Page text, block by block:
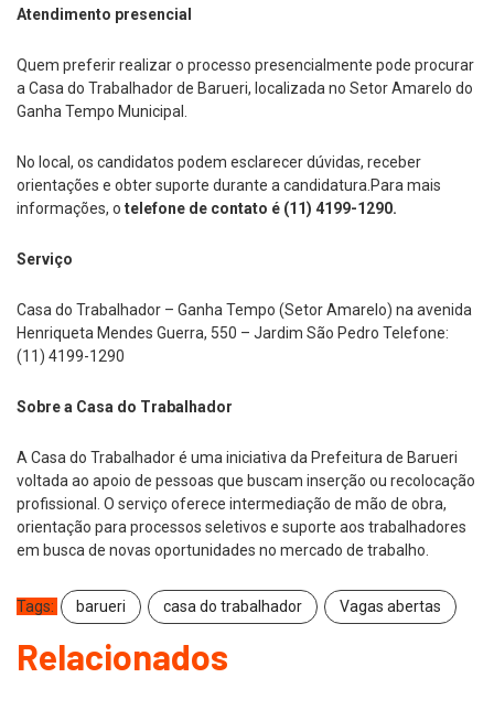
Atendimento presencial
Quem preferir realizar o processo presencialmente pode procurar
a Casa do Trabalhador de Barueri, localizada no Setor Amarelo do
Ganha Tempo Municipal.
No local, os candidatos podem esclarecer dúvidas, receber
orientações e obter suporte durante a candidatura.Para mais
informações, o telefone de contato é (11) 4199-1290.
Serviço
Casa do Trabalhador – Ganha Tempo (Setor Amarelo) na avenida
Henriqueta Mendes Guerra, 550 – Jardim São Pedro Telefone:
(11) 4199-1290
Sobre a Casa do Trabalhador
A Casa do Trabalhador é uma iniciativa da Prefeitura de Barueri
voltada ao apoio de pessoas que buscam inserção ou recolocação
profissional. O serviço oferece intermediação de mão de obra,
orientação para processos seletivos e suporte aos trabalhadores
em busca de novas oportunidades no mercado de trabalho.
Tags: barueri casa do trabalhador Vagas abertas
Relacionados